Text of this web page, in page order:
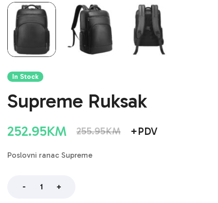
In Stock
Supreme Ruksak
255.95KM
252.95KM +PDV
Poslovni ranac Supreme
- +